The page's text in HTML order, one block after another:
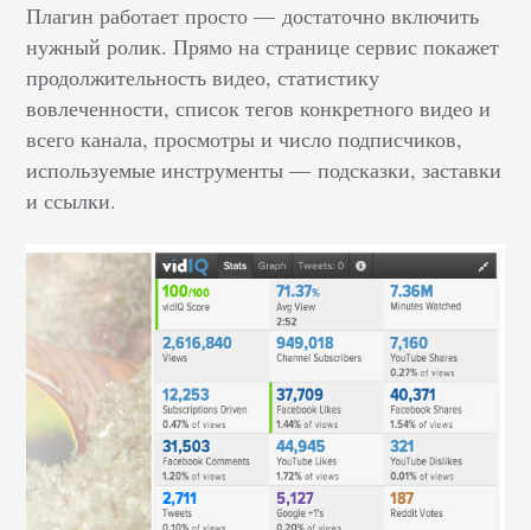
Плагин работает просто — достаточно включить
нужный ролик. Прямо на странице сервис покажет
продолжительность видео, статистику
вовлеченности, список тегов конкретного видео и
всего канала, просмотры и число подписчиков,
используемые инструменты — подсказки, заставки
и ссылки.